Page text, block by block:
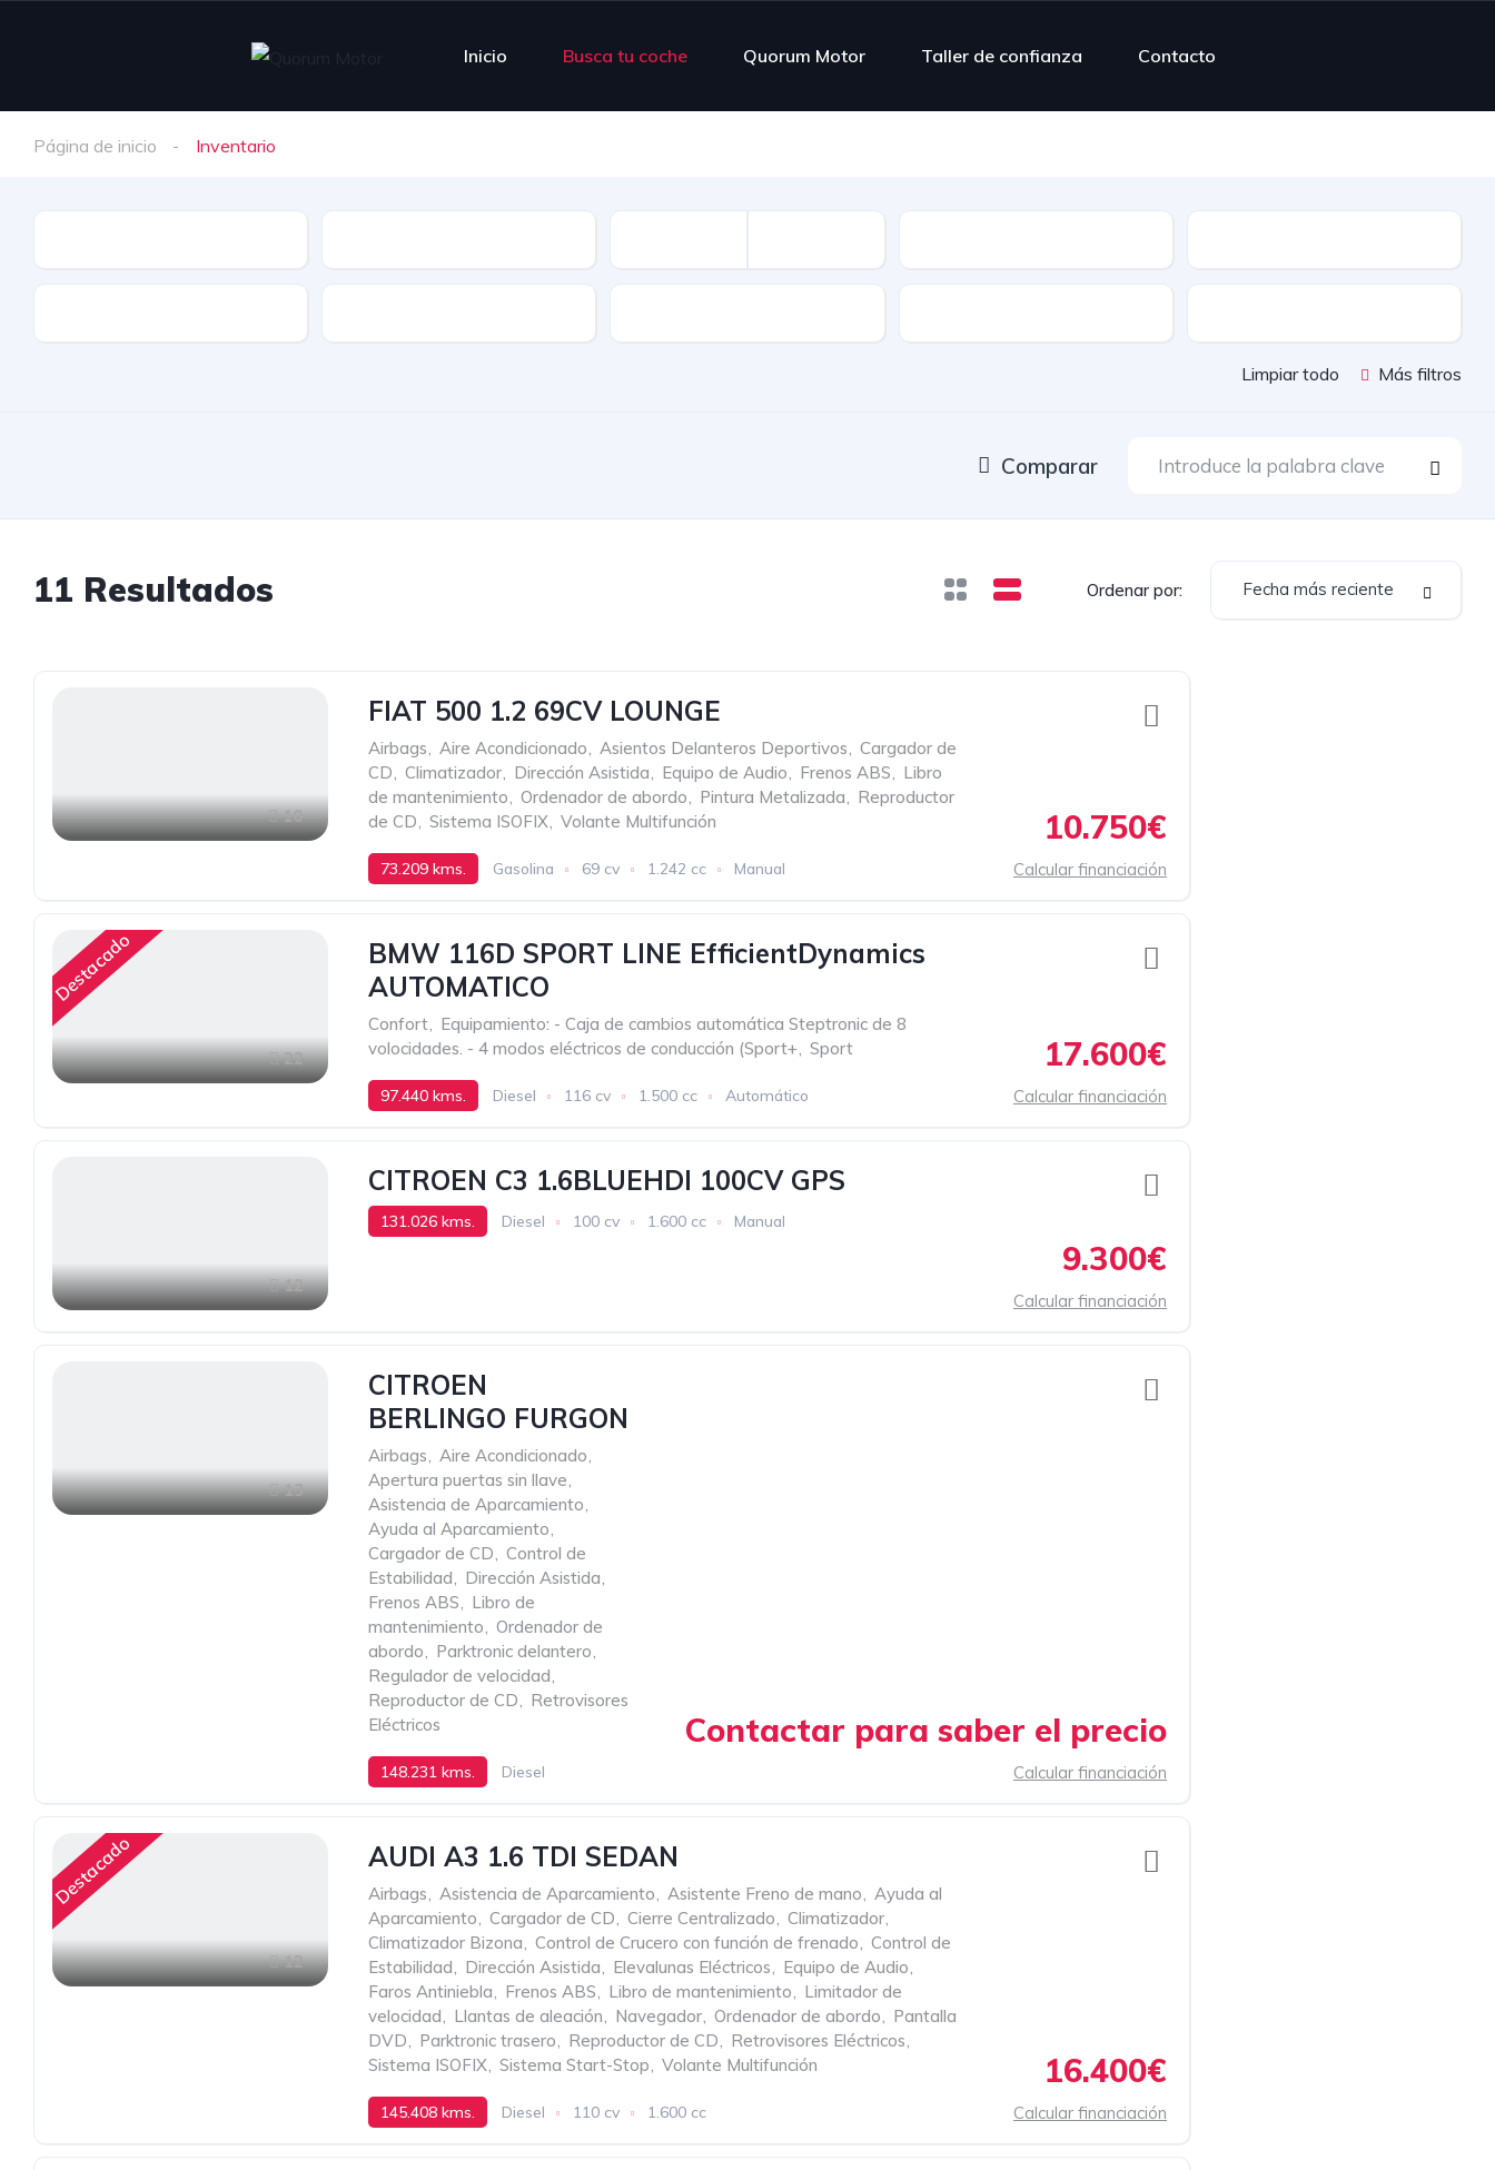
Inicio Busca tu coche Quorum Motor Taller de confianza Contacto
Página de inicio Inventario
Limpiar todo Más filtros
Comparar
11 Resultados Ordenar por: Fecha más reciente
10
FIAT 500 1.2 69CV LOUNGE
Airbags, Aire Acondicionado, Asientos Delanteros Deportivos, Cargador de
CD, Climatizador, Dirección Asistida, Equipo de Audio, Frenos ABS, Libro
de mantenimiento, Ordenador de abordo, Pintura Metalizada, Reproductor
de CD, Sistema ISOFIX, Volante Multifunción
73.209 kms. Gasolina 69 cv 1.242 cc Manual
10.750€
Calcular financiación
Destacado
22
BMW 116D SPORT LINE EfficientDynamics
AUTOMATICO
Confort, Equipamiento: - Caja de cambios automática Steptronic de 8
volocidades. - 4 modos eléctricos de conducción (Sport+, Sport
97.440 kms. Diesel 116 cv 1.500 cc Automático
17.600€
Calcular financiación
12
CITROEN C3 1.6BLUEHDI 100CV GPS
131.026 kms. Diesel 100 cv 1.600 cc Manual
9.300€
Calcular financiación
13
CITROEN
BERLINGO FURGON
Airbags, Aire Acondicionado,
Apertura puertas sin llave,
Asistencia de Aparcamiento,
Ayuda al Aparcamiento,
Cargador de CD, Control de
Estabilidad, Dirección Asistida,
Frenos ABS, Libro de
mantenimiento, Ordenador de
abordo, Parktronic delantero,
Regulador de velocidad,
Reproductor de CD, Retrovisores
Eléctricos
148.231 kms.
Diesel
100 cv
1.600 cc Manual
Contactar para saber el precio
Calcular financiación
Destacado
12
AUDI A3 1.6 TDI SEDAN
Airbags, Asistencia de Aparcamiento, Asistente Freno de mano, Ayuda al
Aparcamiento, Cargador de CD, Cierre Centralizado, Climatizador,
Climatizador Bizona, Control de Crucero con función de frenado, Control de
Estabilidad, Dirección Asistida, Elevalunas Eléctricos, Equipo de Audio,
Faros Antiniebla, Frenos ABS, Libro de mantenimiento, Limitador de
velocidad, Llantas de aleación, Navegador, Ordenador de abordo, Pantalla
DVD, Parktronic trasero, Reproductor de CD, Retrovisores Eléctricos,
Sistema ISOFIX, Sistema Start-Stop, Volante Multifunción
145.408 kms. Diesel 110 cv
1.600 cc
MANUAL DE SEIS VELOCIDADES
16.400€
Calcular financiación